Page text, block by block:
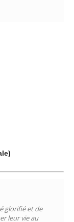
glorifié et de
leur vie au